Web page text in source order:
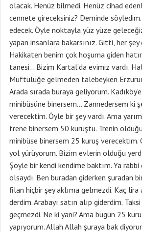
olacak. Henüz bilmedi. Henüz cihad
cennete gireceksiniz? Deminde
edecek. Öyle noktayla yüz yüze
yapan insanlara bakarsınız. Gitti, her
Hakikaten benim çok hoşuma giden
tanesi… Bizim Kartal’da evimiz vardı.
Müftülüğe gelmeden talebeyken
Arada sırada buraya geliyorum.
minibüsüne binersem… Zannedersem ki
verecektim. Öyle bir şey vardı. Ama
trene binersem 50 kuruştu. Trenin
minibüse binersem 25 kuruş verecektim.
yol yürüyorum. Bizim evlerin olduğu
Şöyle bir kendi kendime baktım. Ya rabbi
olsaydı. Ben buradan giderken şuradan
filan hiçbir şey aklıma gelmezdi. Kaç
derdim. Arabayı satın alıp giderdim.
geçmezdi. Ne ki yani? Ama bugün 25
yapıyorum. Allah Allah şuraya bak